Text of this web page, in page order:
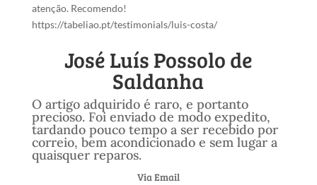
atenção. Recomendo!
https://tabeliao.pt/testimonials/luis-costa/
José Luís Possolo de
Saldanha
O artigo adquirido é raro, e portanto
precioso. Foi enviado de modo expedito,
tardando pouco tempo a ser recebido por
correio, bem acondicionado e sem lugar a
quaisquer reparos.
Via Email